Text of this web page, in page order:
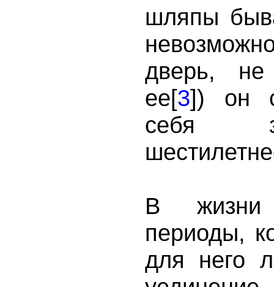
шляпы
дверь,
ее[3]) он
себя
В жизни
периоды,
для него